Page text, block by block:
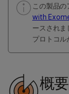
この製品
with
ースされ
プロトコル
概要